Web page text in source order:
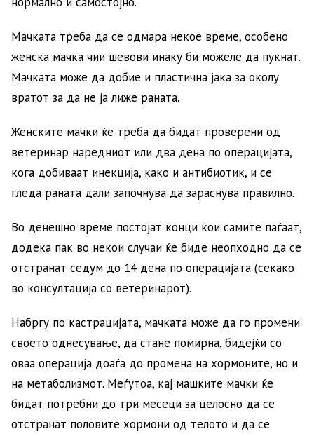
Мачката треба да се одмара некое време, особено
женска мачка чии шевови инаку би можеле да пукнат.
Мачката може да добие и пластична јака за околу
вратот за да не ја лиже раната.
Женските мачки ќе треба да бидат проверени од
ветеринар наредниот или два дена по операцијата,
кога добиваат инекција, како и антибиотик, и се
гледа раната дали започнува да зараснува правилно.
Во денешно време постојат конци кои самите паѓаат,
додека пак во некои случаи ќе биде неопходно да се
отстранат седум до 14 дена по операцијата (секако
во консултација со ветеринарот).
Набргу по кастрацијата, мачката може да го промени
своето однесување, да стане помирна, бидејќи со
оваа операција доаѓа до промена на хормоните, но и
на метаболизмот. Меѓутоа, кај машките мачки ќе
бидат потребни до три месеци за целосно да се
отстранат половите хормони од телото и да се